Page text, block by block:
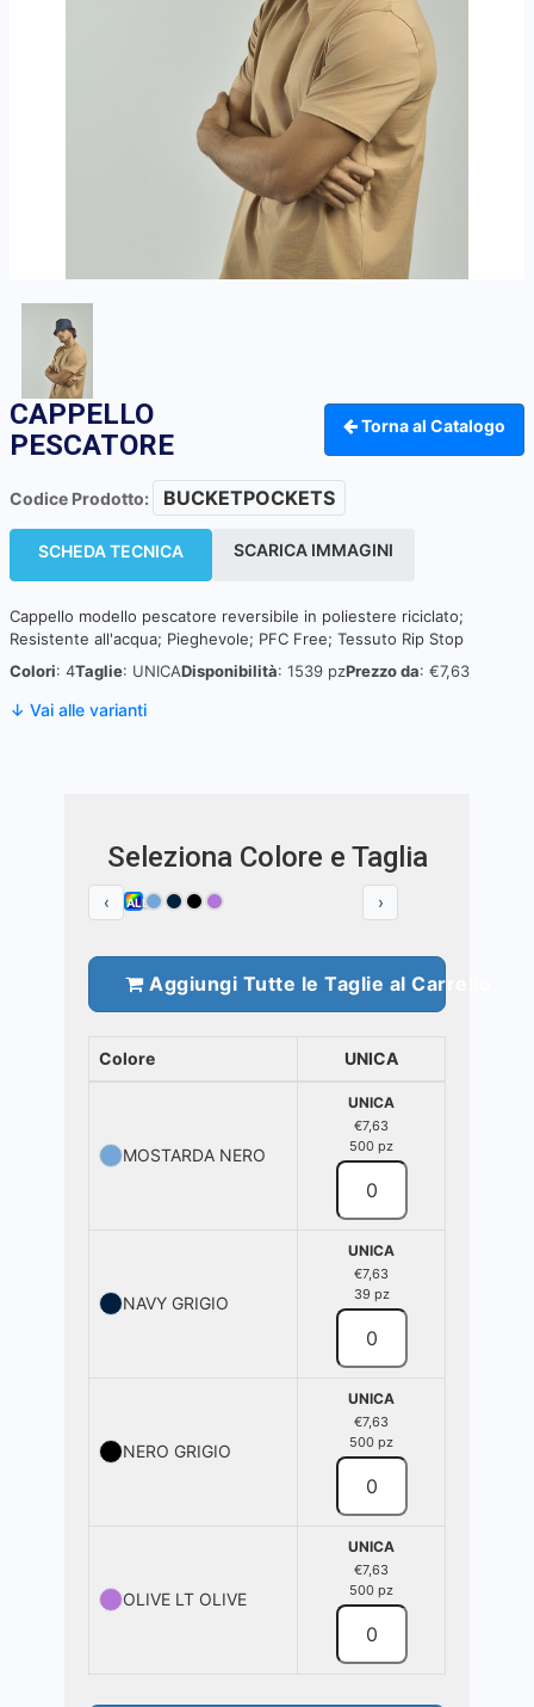
CAPPELLO
PESCATORE
Torna al Catalogo
Codice Prodotto: BUCKETPOCKETS
SCHEDA TECNICA SCARICA IMMAGINI
Cappello modello pescatore reversibile in poliestere riciclato;
Resistente all'acqua; Pieghevole; PFC Free; Tessuto Rip Stop
Colori: 4Taglie: UNICADisponibilità: 1539 pzPrezzo da: €7,63
↓ Vai alle varianti
Seleziona Colore e Taglia
‹ ALL ›
Aggiungi Tutte le Taglie al Carrello
Colore UNICA
MOSTARDA NERO
UNICA
€7,63
500 pz
NAVY GRIGIO
UNICA
€7,63
39 pz
NERO GRIGIO
UNICA
€7,63
500 pz
OLIVE LT OLIVE
UNICA
€7,63
500 pz